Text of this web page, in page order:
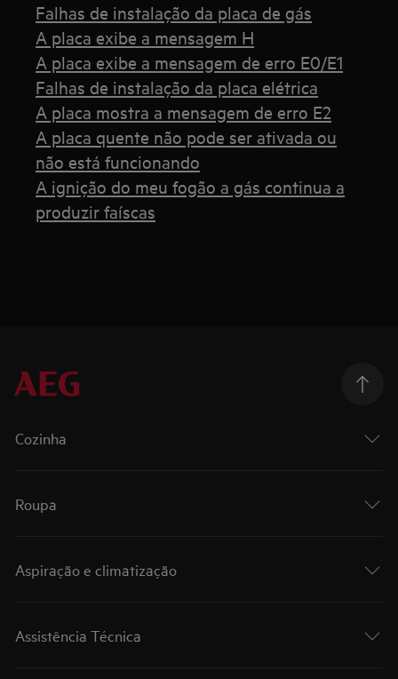
Falhas de instalação da placa de gás
A placa exibe a mensagem H
A placa exibe a mensagem de erro E0/E1
Falhas de instalação da placa elétrica
A placa mostra a mensagem de erro E2
A placa quente não pode ser ativada ou
não está funcionando
A ignição do meu fogão a gás continua a
produzir faíscas
Cozinha
Roupa
Aspiração e climatização
Assistência Técnica